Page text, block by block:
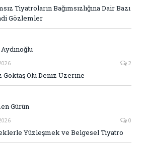
Tiyatroların Bağımsızlığına Dair Bazı
Gözlemler
2
Göktaş Ölü Deniz Üzerine
Gürün
0
Yüzleşmek ve Belgesel Tiyatro